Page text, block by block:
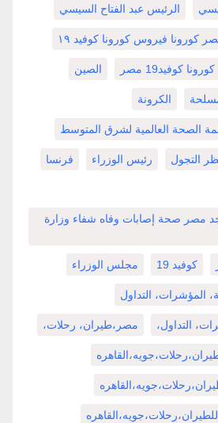
الرئيس عبد الفتاح السيسي
كورونا فيروس كورونا كوفيد ١٩
كوفيد19 مصر الصين
الكرونة
الصحة العالمية لشرق المتوسط
التجول رئيس الوزراء فرنسا
مصر صحة إصابات وفاه شفاء وزارة
كوفيد 19 مجلس الوزراء
المؤشرات، التداول
التداول، مصر،طيران، رحلات،